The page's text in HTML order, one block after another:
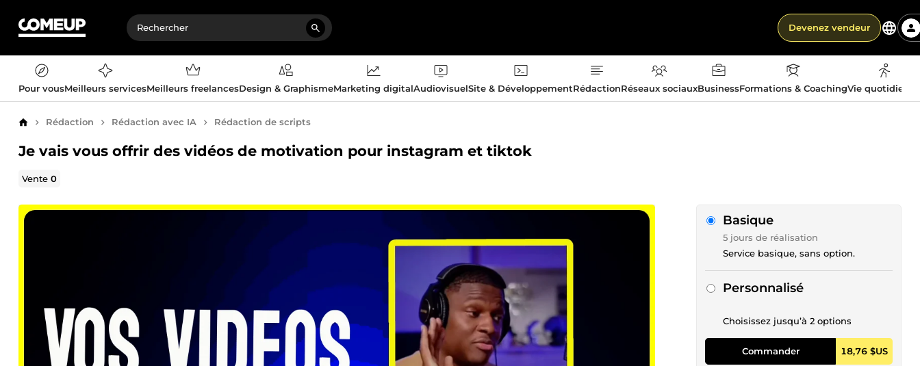
Devenez vendeur
Pour vousMeilleurs servicesMeilleurs freelancesDesign & GraphismeMarketing digitalAudiovisuelSite & DéveloppementRédactionRéseaux sociauxBusinessFormations & CoachingVie
AccueilRédaction Rédaction avec IA Rédaction de scripts
Je vais vous offrir des vidéos de motivation pour instagram et tiktok
Vente0
Basique
5 jours de réalisation
Service basique, sans option.
Personnalisé
Choisissez jusqu’à 2 options
Commander 18,76 $US